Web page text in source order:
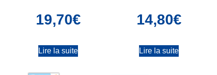
19,70€
Lire la suite
14,80€
Lire la suite